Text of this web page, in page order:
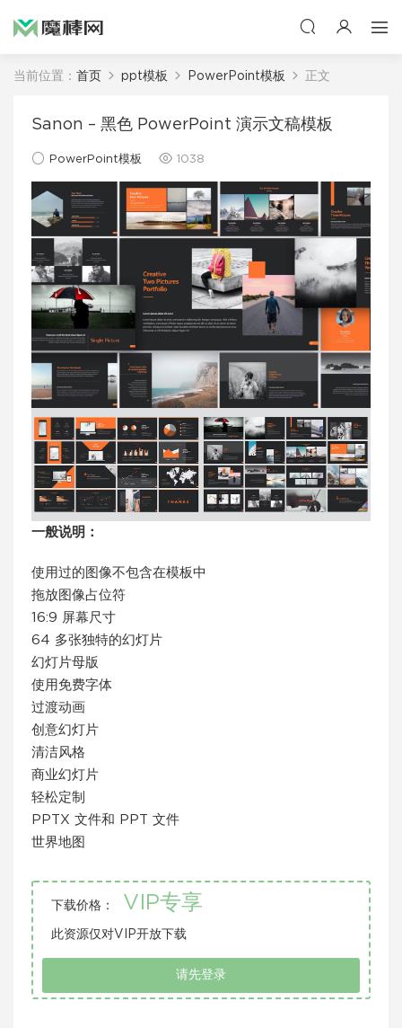
当前位置： 首页 ppt模板 PowerPoint模板 正文
Sanon – 黑色 PowerPoint 演示文稿模板
PowerPoint模板 1038
一般说明：
使用过的图像不包含在模板中
拖放图像占位符
16:9 屏幕尺寸
64 多张独特的幻灯片
幻灯片母版
使用免费字体
过渡动画
创意幻灯片
清洁风格
商业幻灯片
轻松定制
PPTX 文件和 PPT 文件
世界地图
下载价格： VIP专享
此资源仅对VIP开放下载
请先登录